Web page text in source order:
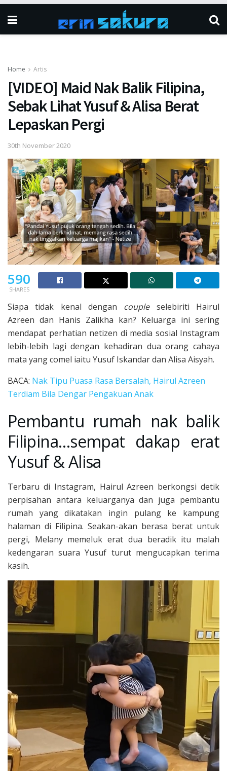
Home Artis
[VIDEO] Maid Nak Balik Filipina,
Sebak Lihat Yusuf & Alisa Berat
Lepaskan Pergi
30th November 2020
590
SHARES
Siapa tidak kenal dengan coupleselebiriti Hairul
Azreen dan Hanis Zalikha kan? Keluarga ini sering
mendapat perhatian netizen di media sosial Instagram
lebih-lebih lagi dengan kehadiran dua orang cahaya
mata yang comel iaitu Yusuf Iskandar dan Alisa Aisyah.
BACA: Nak Tipu Puasa Rasa Bersalah, Hairul Azreen
Terdiam Bila Dengar Pengakuan Anak
Pembantu rumah nak balik
Filipina…sempat dakap erat
Yusuf & Alisa
Terbaru di Instagram, Hairul Azreen berkongsi detik
perpisahan antara keluarganya dan juga pembantu
rumah yang dikatakan ingin pulang ke kampung
halaman di Filipina. Seakan-akan berasa berat untuk
pergi, Melany memeluk erat dua beradik itu malah
kedengaran suara Yusuf turut mengucapkan terima
kasih.